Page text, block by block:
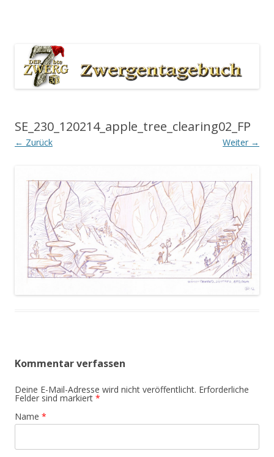
SE_230_120214_apple_tree_clearing02_FP
← Zurück Weiter →
Kommentar verfassen
Deine E-Mail-Adresse wird nicht veröffentlicht. Erforderliche
Felder sind markiert *
Name *